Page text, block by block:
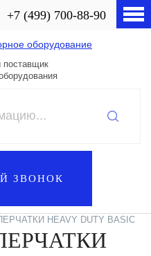
+7 (499) 700-88-90
поставщик
ЗВОНОК
HEAVY DUTY BASIC